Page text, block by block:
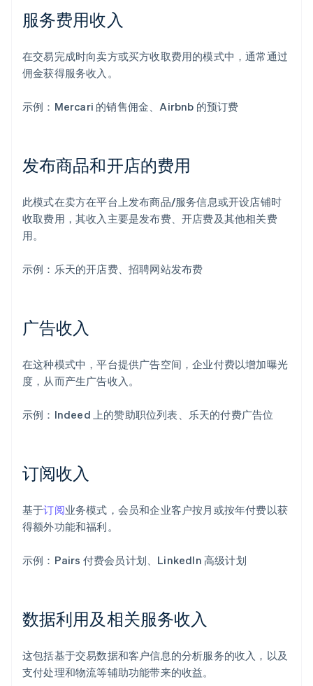
服务费用收入
在交易完成时向卖方或买方收取费用的模式中，通常通过
佣金获得服务收入。
示例：Mercari 的销售佣金、Airbnb 的预订费
发布商品和开店的费用
此模式在卖方在平台上发布商品/服务信息或开设店铺时
收取费用，其收入主要是发布费、开店费及其他相关费
用。
示例：乐天的开店费、招聘网站发布费
广告收入
在这种模式中，平台提供广告空间，企业付费以增加曝光
度，从而产生广告收入。
示例：Indeed 上的赞助职位列表、乐天的付费广告位
订阅收入
基于订阅业务模式，会员和企业客户按月或按年付费以获
得额外功能和福利。
示例：Pairs 付费会员计划、LinkedIn 高级计划
数据利用及相关服务收入
这包括基于交易数据和客户信息的分析服务的收入，以及
支付处理和物流等辅助功能带来的收益。